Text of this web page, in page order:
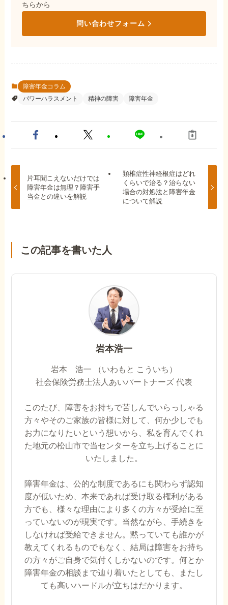
ちらから
問い合わせフォーム
障害年金コラム
パワーハラスメント
精神の障害 障害年金
片耳聞こえないだけでは
障害年金は無理？障害手
当金との違いを解説
頚椎症性神経根症はどれ
くらいで治る？治らない
場合の対処法と障害年金
について解説
この記事を書いた人
岩本浩一
岩本 浩一 （いわもと こういち）
社会保険労務士法人あいパートナーズ 代表
このたび、障害をお持ちで苦しんでいらっしゃる
方々やそのご家族の皆様に対して、何か少しでも
お力になりたいという想いから、私を育んでくれ
た地元の松山市で当センターを立ち上げることに
いたしました。
障害年金は、公的な制度であるにも関わらず認知
度が低いため、本来であれば受け取る権利がある
方でも、様々な理由により多くの方々が受給に至
っていないのが現実です。当然ながら、手続きを
しなければ受給できません。黙っていても誰かが
教えてくれるものでもなく、結局は障害をお持ち
の方々がご自身で気付くしかないのです。何とか
障害年金の相談まで辿り着いたとしても、またし
ても高いハードルが立ちはだかります。